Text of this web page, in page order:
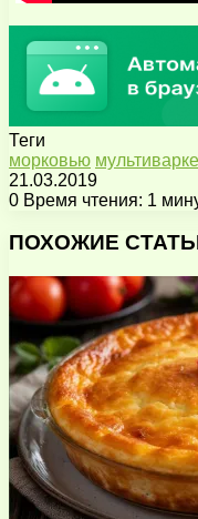
Теги
морковью мультиварке
21.03.2019
0 Время чтения: 1
через
почту
ПОХОЖИЕ